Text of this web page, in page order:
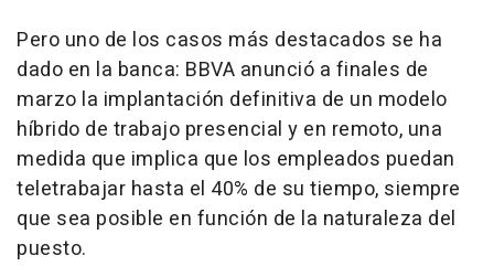
Pero uno de los casos más destacados se ha
dado en la banca: BBVA anunció a finales de
marzo la implantación definitiva de un modelo
híbrido de trabajo presencial y en remoto, una
medida que implica que los empleados puedan
teletrabajar hasta el 40% de su tiempo, siempre
que sea posible en función de la naturaleza del
puesto.